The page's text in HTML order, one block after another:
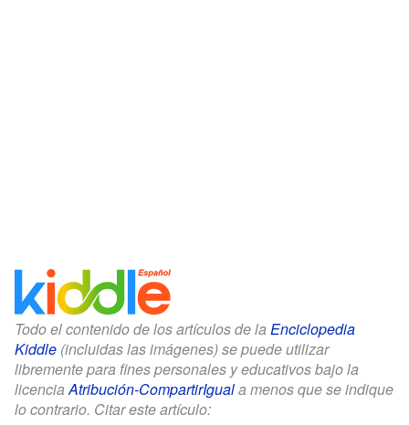
Todo el contenido de los artículos de la Enciclopedia
Kiddle (incluidas las imágenes) se puede utilizar
libremente para fines personales y educativos bajo la
licenciaAtribución-CompartirIguala menos que se indique
lo contrario. Citar este artículo: